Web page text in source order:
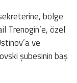
bölge
Trenogin’e, özel
ve
şubesinin baş